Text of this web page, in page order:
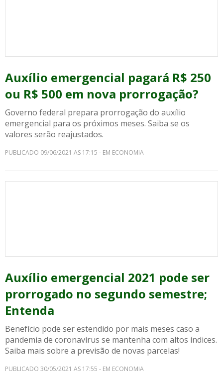
Auxílio emergencial pagará R$ 250
ou R$ 500 em nova prorrogação?
Governo federal prepara prorrogação do auxílio
emergencial para os próximos meses. Saiba se os
valores serão reajustados.
PUBLICADO 09/06/2021 AS 17:15 - EM ECONOMIA
Auxílio emergencial 2021 pode ser
prorrogado no segundo semestre;
Entenda
Benefício pode ser estendido por mais meses caso a
pandemia de coronavírus se mantenha com altos índices.
Saiba mais sobre a previsão de novas parcelas!
PUBLICADO 30/05/2021 AS 17:55 - EM ECONOMIA